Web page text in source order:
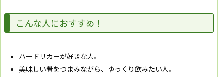
こんな人におすすめ！
ハードリカーが好きな人。
美味しい肴をつまみながら、ゆっくり飲みたい人。